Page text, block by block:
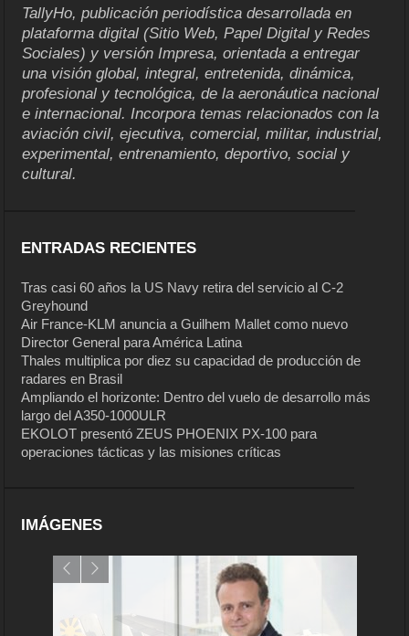
TallyHo, publicación periodística desarrollada en
plataforma digital (Sitio Web, Papel Digital y Redes
Sociales) y versión Impresa, orientada a entregar
una visión global, integral, entretenida, dinámica,
profesional y tecnológica, de la aeronáutica nacional
e internacional. Incorpora temas relacionados con la
aviación civil, ejecutiva, comercial, militar, industrial,
experimental, entrenamiento, deportivo, social y
cultural.
ENTRADAS RECIENTES
Tras casi 60 años la US Navy retira del servicio al C-2
Greyhound
Air France-KLM anuncia a Guilhem Mallet como nuevo
Director General para América Latina
Thales multiplica por diez su capacidad de producción de
radares en Brasil
Ampliando el horizonte: Dentro del vuelo de desarrollo más
largo del A350-1000ULR
EKOLOT presentó ZEUS PHOENIX PX-100 para
operaciones tácticas y las misiones críticas
IMÁGENES